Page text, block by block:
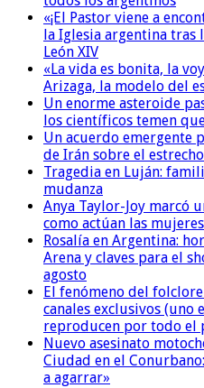
«¡El Pastor viene a
la Iglesia argentina
León XIV
«La vida es bonita, la
Arizaga, la modelo del
Un enorme asteroide
los científicos temen
Un acuerdo emergente
de Irán sobre el
Tragedia en Luján:
mudanza
Anya Taylor-Joy marcó
como actúan las
Rosalía en Argentina:
Arena y claves para el
agosto
El fenómeno del
canales exclusivos (uno
reproducen por todo el
Nuevo asesinato
Ciudad en el
a agarrar»